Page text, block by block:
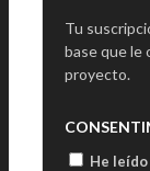
Tu
base que le
proyecto.
He